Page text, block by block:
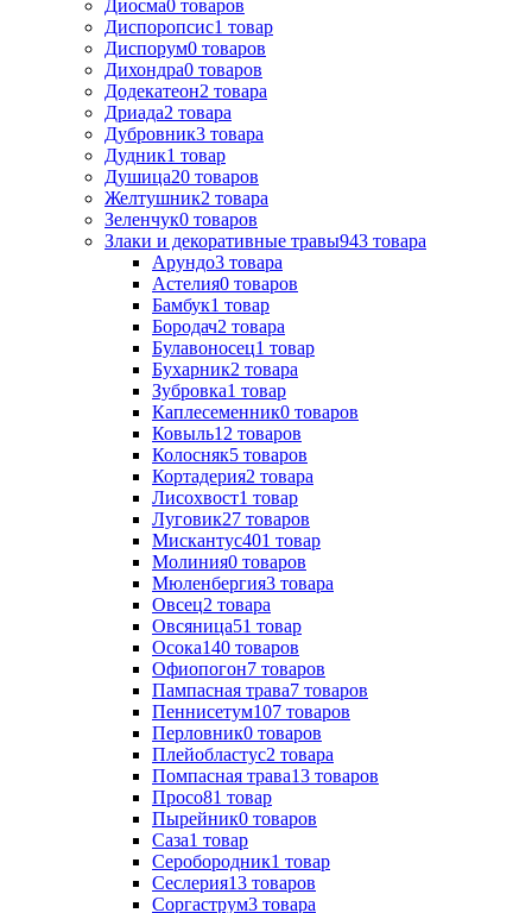
Диосма0 товаров
Диспоропсис1 товар
Диспорум0 товаров
Дихондра0 товаров
Додекатеон2 товара
Дриада2 товара
Дубровник3 товара
Дудник1 товар
Душица20 товаров
Желтушник2 товара
Зеленчук0 товаров
Злаки и декоративные травы943 товара
Арундо3 товара
Астелия0 товаров
Бамбук1 товар
Бородач2 товара
Булавоносец1 товар
Бухарник2 товара
Зубровка1 товар
Каплесеменник0 товаров
Ковыль12 товаров
Колосняк5 товаров
Кортадерия2 товара
Лисохвост1 товар
Луговик27 товаров
Мискантус401 товар
Молиния0 товаров
Мюленбергия3 товара
Овсец2 товара
Овсяница51 товар
Осока140 товаров
Офиопогон7 товаров
Пампасная трава7 товаров
Пеннисетум107 товаров
Перловник0 товаров
Плейобластус2 товара
Помпасная трава13 товаров
Просо81 товар
Пырейник0 товаров
Саза1 товар
Серобородник1 товар
Сеслерия13 товаров
Соргаструм3 товара